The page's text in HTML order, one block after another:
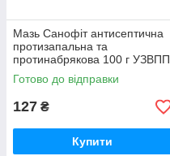
Мазь Санофіт антисептична
протизапальна та
протинабрякова 100 г УЗВПП
Готово до відправки
127 ₴
Купити